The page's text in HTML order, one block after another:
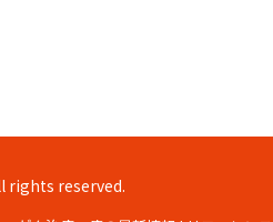
rights reserved.